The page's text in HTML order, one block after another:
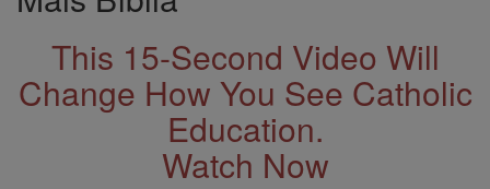
This 15-Second Video Will
Change How You See Catholic
Education.
Watch Now